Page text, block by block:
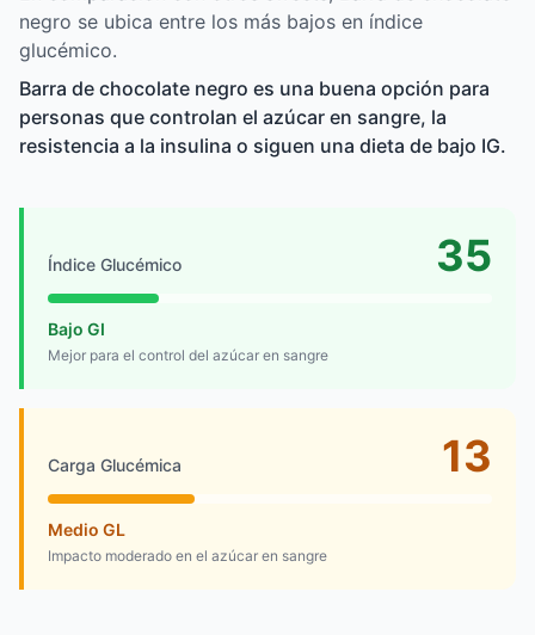
negro se ubica entre los más bajos en índice
glucémico.
Barra de chocolate negro es una buena opción para
personas que controlan el azúcar en sangre, la
resistencia a la insulina o siguen una dieta de bajo IG.
Índice Glucémico 35
Bajo GI
Mejor para el control del azúcar en sangre
Carga Glucémica 13
Medio GL
Impacto moderado en el azúcar en sangre